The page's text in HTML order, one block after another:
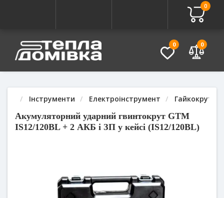
0
0 0
Інструменти Електроінструмент Гайкокрути
Акумуляторний ударний гвинтокрут GTM
IS12/120BL + 2 АКБ і ЗП у кейсі (IS12/120BL)
Питання - Відповідь